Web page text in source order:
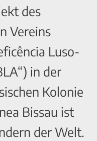
des
Vereins
Luso-
in der
Kolonie
Bissau ist
der Welt.